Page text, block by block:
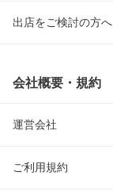
出店をご検討の方へ
会社概要・規約
運営会社
ご利用規約